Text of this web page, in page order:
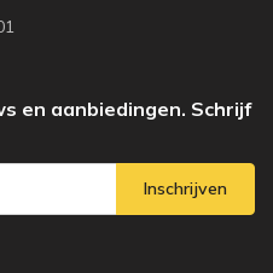
en aanbiedingen. Schrijf
Inschrijven